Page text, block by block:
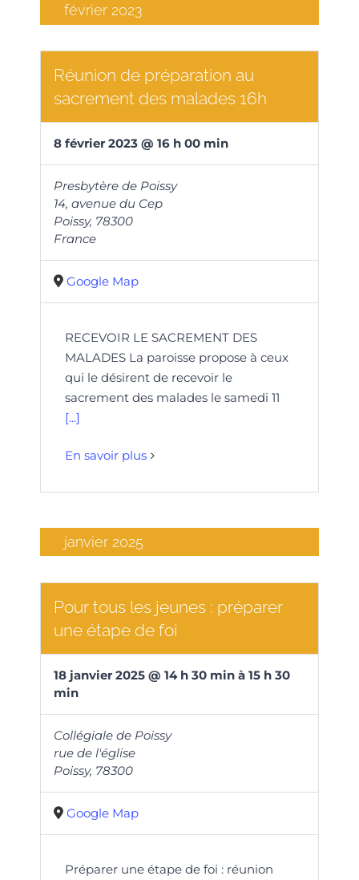
février 2023
Réunion de préparation au
sacrement des malades 16h
8 février 2023 @ 16 h 00 min
Presbytère de Poissy
14, avenue du Cep
Poissy, 78300
France
Google Map
RECEVOIR LE SACREMENT DES
MALADES La paroisse propose à ceux
qui le désirent de recevoir le
sacrement des malades le samedi 11
[...]
En savoir plus
janvier 2025
Pour tous les jeunes : préparer
une étape de foi
18 janvier 2025 @ 14 h 30 minà 15 h 30
min
Collégiale de Poissy
rue de l'église
Poissy, 78300
Google Map
Préparer une étape de foi : réunion